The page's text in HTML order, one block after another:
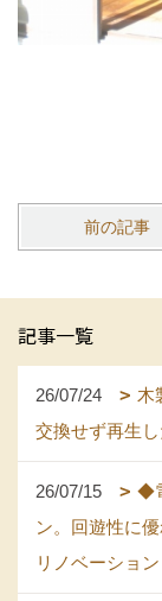
前の記事
記事一覧
26/07/24
木
交換せず再生し
26/07/15
◆
ン。回遊性に
リノベーショ